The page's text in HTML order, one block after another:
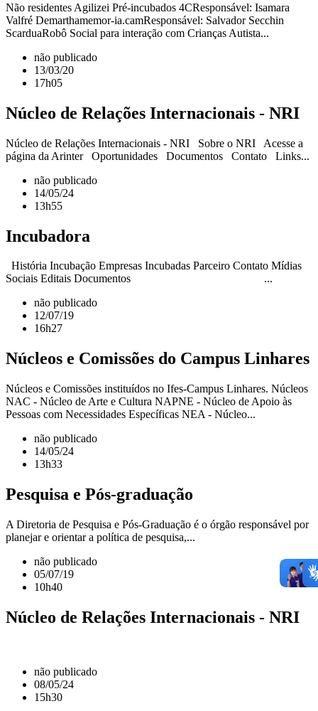
Não residentes Agilizei Pré-incubados 4CResponsável: Isamara
Valfré Demarthamemor-ia.camResponsável: Salvador Secchin
ScarduaRobô Social para interação com Crianças Autista...
não publicado
13/03/20
17h05
Núcleo de Relações Internacionais - NRI
Núcleo de Relações Internacionais - NRI Sobre o NRI Acesse a
página da Arinter Oportunidades Documentos Contato Links...
não publicado
14/05/24
13h55
Incubadora
História Incubação Empresas Incubadas Parceiro Contato Mídias
Sociais Editais Documentos ...
não publicado
12/07/19
16h27
Núcleos e Comissões do Campus Linhares
Núcleos e Comissões instituídos no Ifes-Campus Linhares. Núcleos
NAC - Núcleo de Arte e Cultura NAPNE - Núcleo de Apoio às
Pessoas com Necessidades Específicas NEA - Núcleo...
não publicado
14/05/24
13h33
Pesquisa e Pós-graduação
A Diretoria de Pesquisa e Pós-Graduação é o órgão responsável por
planejar e orientar a política de pesquisa,...
não publicado
05/07/19
10h40
Núcleo de Relações Internacionais - NRI
não publicado
08/05/24
15h30